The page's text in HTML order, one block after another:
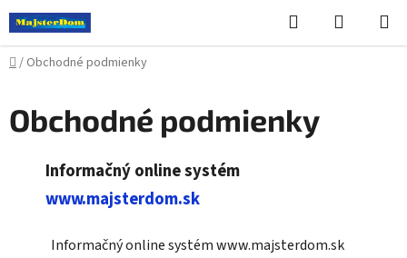
Prejsť
na
obsah
Hľadať
KOŠÍK
Domov
/ Obchodné podmienky
Obchodné podmienky
Informačný online systém
www.majsterdom.sk
Informačný online systém www.majsterdom.sk